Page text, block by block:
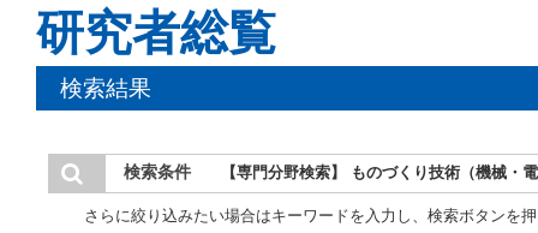
研究者総覧
検索結果
検索条件 【専門分野検索】 ものづくり技術（機械・
さらに絞り込みたい場合はキーワードを入力し、検索ボタンを